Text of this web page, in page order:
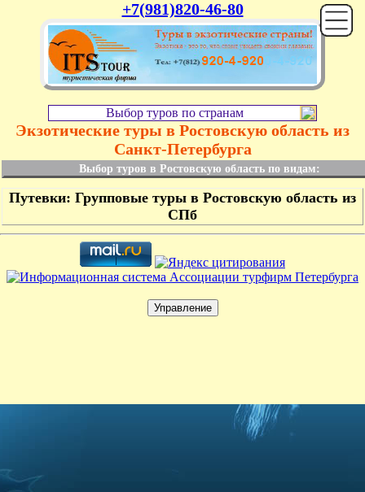
+7(981)820-46-80
Выбор туров по странам
Экзотические туры в Ростовскую область из
Санкт-Петербурга
Выбор туров в Ростовскую область по видам:
Путевки: Групповые туры в Ростовскую область из
СПб